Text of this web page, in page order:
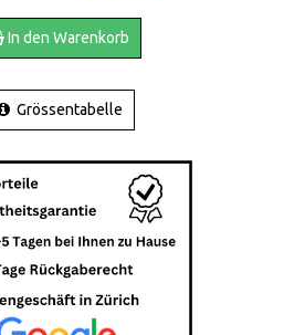
In den Warenkorb
Grössentabelle